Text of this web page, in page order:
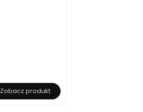
Zobacz produkt